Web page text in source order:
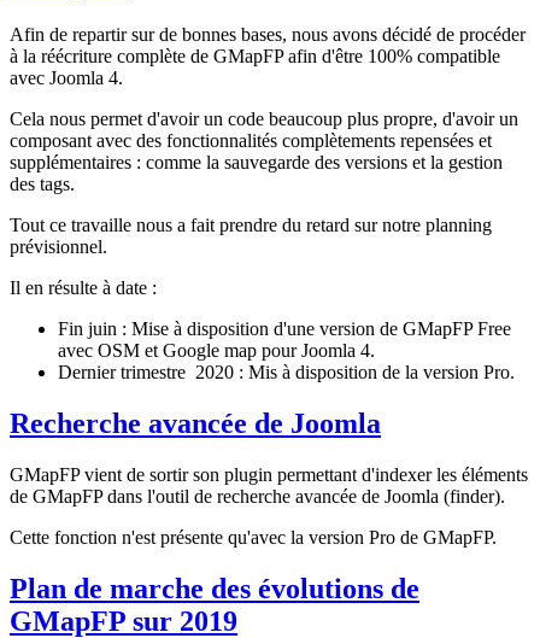
Afin de repartir sur de bonnes bases, nous avons décidé de procéder
à la réécriture complète de GMapFP afin d'être 100% compatible
avec Joomla 4.
Cela nous permet d'avoir un code beaucoup plus propre, d'avoir un
composant avec des fonctionnalités complètements repensées et
supplémentaires : comme la sauvegarde des versions et la gestion
des tags.
Tout ce travaille nous a fait prendre du retard sur notre planning
prévisionnel.
Il en résulte à date :
Fin juin : Mise à disposition d'une version de GMapFP Free
avec OSM et Google map pour Joomla 4.
Dernier trimestre 2020 : Mis à disposition de la version Pro.
Recherche avancée de Joomla
GMapFP vient de sortir son plugin permettant d'indexer les éléments
de GMapFP dans l'outil de recherche avancée de Joomla (finder).
Cette fonction n'est présente qu'avec la version Pro de GMapFP.
Plan de marche des évolutions de
GMapFP sur 2019